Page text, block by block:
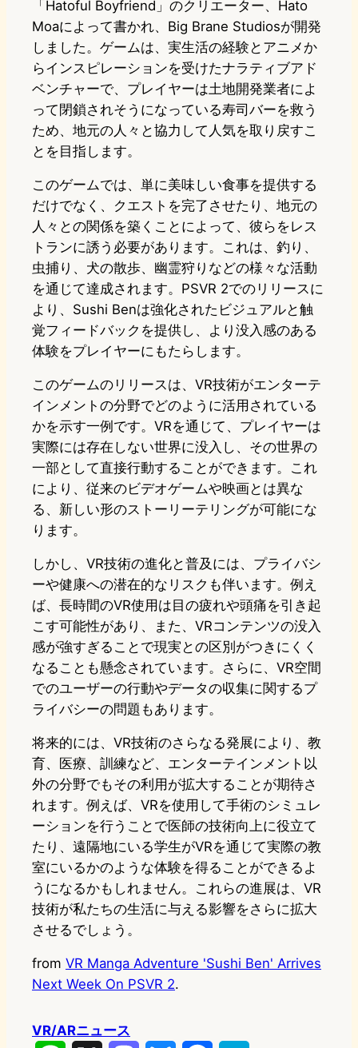
「Hatoful Boyfriend」のクリエーター、Hato
Moaによって書かれ、Big Brane Studiosが開発
しました。ゲームは、実生活の経験とアニメか
らインスピレーションを受けたナラティブアド
ベンチャーで、プレイヤーは土地開発業者によ
って閉鎖されそうになっている寿司バーを救う
ため、地元の人々と協力して人気を取り戻すこ
とを目指します。
このゲームでは、単に美味しい食事を提供する
だけでなく、クエストを完了させたり、地元の
人々との関係を築くことによって、彼らをレス
トランに誘う必要があります。これは、釣り、
虫捕り、犬の散歩、幽霊狩りなどの様々な活動
を通じて達成されます。PSVR 2でのリリースに
より、Sushi Benは強化されたビジュアルと触
覚フィードバックを提供し、より没入感のある
体験をプレイヤーにもたらします。
このゲームのリリースは、VR技術がエンターテ
インメントの分野でどのように活用されている
かを示す一例です。VRを通じて、プレイヤーは
実際には存在しない世界に没入し、その世界の
一部として直接行動することができます。これ
により、従来のビデオゲームや映画とは異な
る、新しい形のストーリーテリングが可能にな
ります。
しかし、VR技術の進化と普及には、プライバシ
ーや健康への潜在的なリスクも伴います。例え
ば、長時間のVR使用は目の疲れや頭痛を引き起
こす可能性があり、また、VRコンテンツの没入
感が強すぎることで現実との区別がつきにくく
なることも懸念されています。さらに、VR空間
でのユーザーの行動やデータの収集に関するプ
ライバシーの問題もあります。
将来的には、VR技術のさらなる発展により、教
育、医療、訓練など、エンターテインメント以
外の分野でもその利用が拡大することが期待さ
れます。例えば、VRを使用して手術のシミュレ
ーションを行うことで医師の技術向上に役立て
たり、遠隔地にいる学生がVRを通じて実際の教
室にいるかのような体験を得ることができるよ
うになるかもしれません。これらの進展は、VR
技術が私たちの生活に与える影響をさらに拡大
させるでしょう。
from VR Manga Adventure 'Sushi Ben' Arrives
Next Week On PSVR 2.
VR/ARニュース